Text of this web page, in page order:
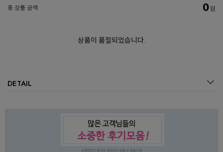
총 상품 금액 0원
상품이 품절되었습니다.
DETAIL